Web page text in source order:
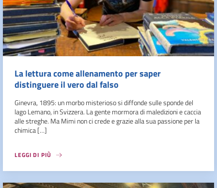
La lettura come allenamento per saper
distinguere il vero dal falso
Ginevra, 1895: un morbo misterioso si diffonde sulle sponde del
lago Lemano, in Svizzera. La gente mormora di maledizioni e caccia
alle streghe. Ma Mimi non ci crede e grazie alla sua passione per la
chimica […]
LEGGI DI PIÙ